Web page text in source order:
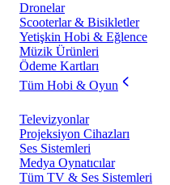
Dronelar
Scooterlar & Bisikletler
Yetişkin Hobi & Eğlence
Müzik Ürünleri
Ödeme Kartları
Tüm Hobi & Oyun
Televizyonlar
Projeksiyon Cihazları
Ses Sistemleri
Medya Oynatıcılar
Tüm TV & Ses Sistemleri